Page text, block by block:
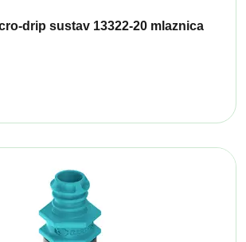
drip sustav 13322-20 mlaznica